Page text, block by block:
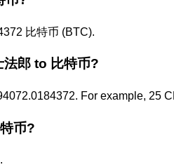
比特币 (BTC).
郎 to 比特币?
For example, 25
币?